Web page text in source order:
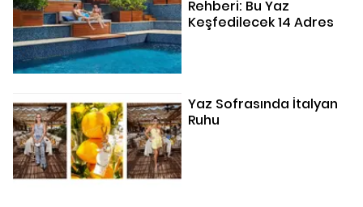
Rehberi: Bu Yaz
Keşfedilecek 14 Adres
Yaz Sofrasında İtalyan
Ruhu